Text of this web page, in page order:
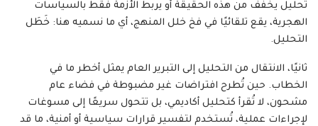
تحليل يخفف من هذه الحقيقة أو يربط الأزمة فقط بالسياسات
الهجرية، يقع تلقائيًا في فخ خلل المنهج، أي ما نسميه هنا: خَطَل
التحليل.
ثانيًا، الانتقال من التحليل إلى التبرير العام يمثل أخطر ما في
الخطاب. حين تُطرح افتراضات غير مضبوطة في فضاء عام
مشحون، لا تُقرأ كتحليل أكاديمي، بل تتحول سريعًا إلى مسوغات
لإجراءات عملية، تُستخدم لتفسير قرارات سياسية أو أمنية، ما قد